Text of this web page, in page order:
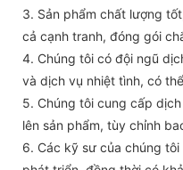
3. Sản phẩm chất lượng
cả cạnh tranh, đóng gói
4. Chúng tôi có đội ngũ
và dịch vụ nhiệt tình, có
5. Chúng tôi cung cấp
lên sản phẩm, tùy chỉnh
6. Các kỹ sư của chúng